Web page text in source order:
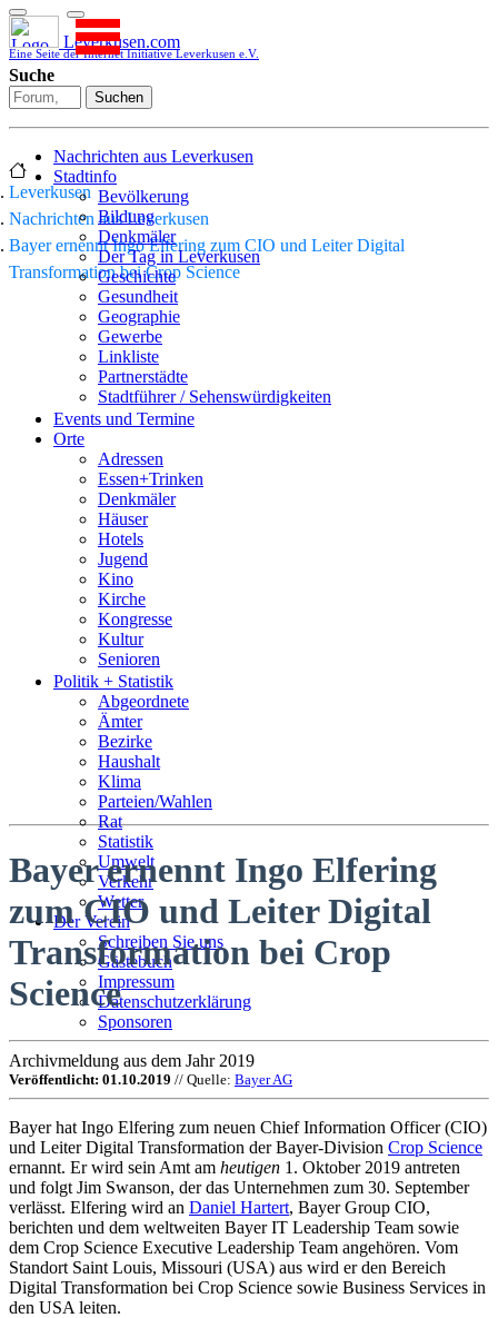
Leverkusen.com
Eine Seite der Internet Initiative Leverkusen e.V.
Suche
Suchen
Nachrichten aus Leverkusen
Stadtinfo
Bevölkerung
Bildung
Denkmäler
Der Tag in Leverkusen
Geschichte
Gesundheit
Geographie
Gewerbe
Linkliste
Partnerstädte
Stadtführer / Sehenswürdigkeiten
Stadtplan
Sport
Who is who
Wohnen
Events und Termine
Orte
Adressen
Essen+Trinken
Denkmäler
Häuser
Hotels
Jugend
Kino
Kirche
Kongresse
Kultur
Senioren
Stadtführer
Straßen
Politik + Statistik
Abgeordnete
Ämter
Bezirke
Haushalt
Klima
Parteien/Wahlen
Rat
Statistik
Umwelt
Verkehr
Wetter
Der Verein
Schreiben Sie uns
Gästebuch
Impressum
Datenschutzerklärung
Sponsoren
Leverkusen
Nachrichten aus Leverkusen
Bayer ernennt Ingo Elfering zum CIO und Leiter Digital
Transformation bei Crop Science
Bayer ernennt Ingo Elfering
zum CIO und Leiter Digital
Transformation bei Crop
Science
Archivmeldung aus dem Jahr 2019
Veröffentlicht: 01.10.2019 // Quelle: Bayer AG
Bayer hat Ingo Elfering zum neuen Chief Information Officer (CIO)
und Leiter Digital Transformation der Bayer-Division Crop Science
ernannt. Er wird sein Amt am heutigen 1. Oktober 2019 antreten
und folgt Jim Swanson, der das Unternehmen zum 30. September
verlässt. Elfering wird an Daniel Hartert, Bayer Group CIO,
berichten und dem weltweiten Bayer IT Leadership Team sowie
dem Crop Science Executive Leadership Team angehören. Vom
Standort Saint Louis, Missouri (USA) aus wird er den Bereich
Digital Transformation bei Crop Science sowie Business Services in
den USA leiten.